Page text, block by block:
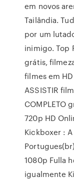
em novos
Tailândia.
por um
inimigo. Top
grátis,
filmes em HD
ASSISTIR
COMPLETO
720p HD
Kickboxer :
1080p Fulla
igualmente